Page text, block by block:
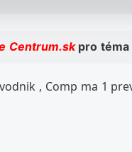
Centrum.skpro
, Comp ma 1